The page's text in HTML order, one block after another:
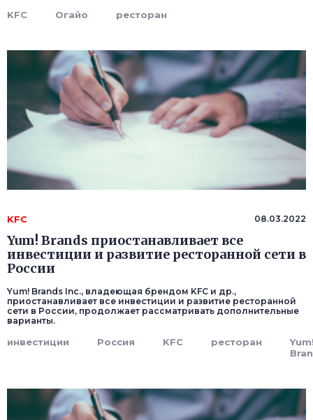
KFC Огайо ресторан
KFC 08.03.2022
Yum! Brands приостанавливает все
инвестиции и развитие ресторанной сети в
России
Yum! Brands Inc., владеющая брендом KFC и др.,
приостанавливает все инвестиции и развитие ресторанной
сети в России, продолжает рассматривать дополнительные
варианты.
инвестиции Россия KFC ресторан